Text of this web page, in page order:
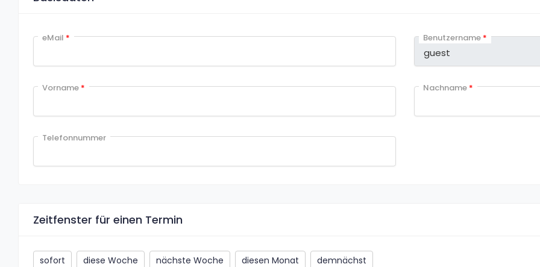
eMail * Benutzername *
Vorname * Nachname *
Telefonnummer
Zeitfenster für einen Termin
sofort diese Woche nächste Woche diesen Monat demnächst